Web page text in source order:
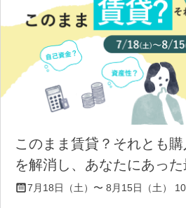
このまま賃貸？それとも
を解消し、あなたにあっ
7月18日（土）〜 8月15日（土）